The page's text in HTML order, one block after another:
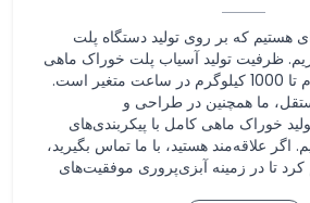
هستیم که بر روی تولید دستگاه پلت
ظرفیت تولید آسیاب پلت خوراک ماهی
شناور ما از 40 کیلوگرم تا 1000 کیلوگرم در ساعت متغیر است.
ما همچنین در طراحی و
خوراک ماهی کامل با پیکربندی‌های
علاقه‌مند هستید، با ما تماس بگیرید،
تا در زمینه آبزی‌پروری موفقیت‌های